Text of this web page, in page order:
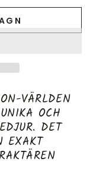
VÄRLDEN
OCH
DET
EXAKT